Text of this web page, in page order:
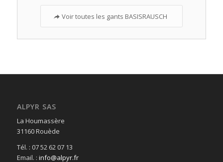
Voir toutes les gants BASISRAUSCH
ALPYR SAS
La Houmassère
31160 Rouède
Tél. : 07 52 62 07 13
Email. : info@alpyr.fr